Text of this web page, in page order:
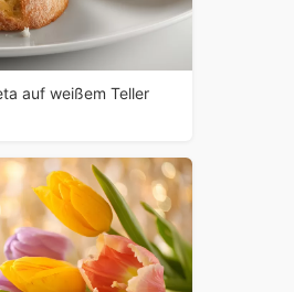
auf weißem Teller